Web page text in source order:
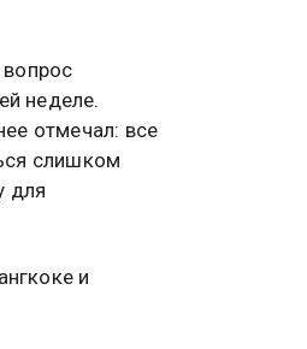
неделе.
отмечал: все
слишком
для
и